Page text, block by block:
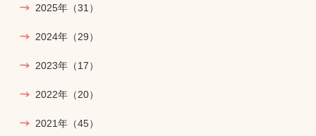
2025年 （31）
2024年 （29）
2023年 （17）
2022年 （20）
2021年 （45）